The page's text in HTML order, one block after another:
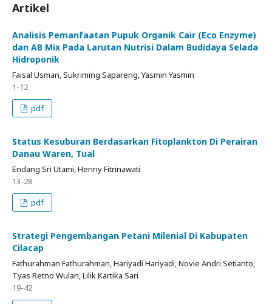
Artikel
Analisis Pemanfaatan Pupuk Organik Cair (Eco Enzyme)
dan AB Mix Pada Larutan Nutrisi Dalam Budidaya Selada
Hidroponik
Faisal Usman, Sukriming Sapareng, Yasmin Yasmin
1-12
pdf
Status Kesuburan Berdasarkan Fitoplankton Di Perairan
Danau Waren, Tual
Endang Sri Utami, Henny Fitrinawati
13-28
pdf
Strategi Pengembangan Petani Milenial Di Kabupaten
Cilacap
Fathurahman Fathurahman, Hariyadi Hariyadi, Novie Andri Setianto,
Tyas Retno Wulan, Lilik Kartika Sari
19-42